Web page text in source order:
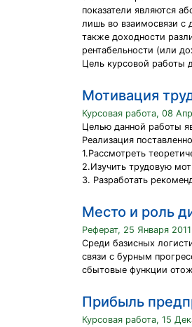
показатели являются
лишь во взаимосвязи с
также доходности
рентабельности (или
Цель курсовой работы
Мотивация
Курсовая работа, 08
Целью данной работы
Реализация
1.Рассмотреть
2.Изучить трудовую
3. Разработать
Место и роль
Реферат, 25 Января 2011
Среди базисных
связи с бурным
сбытовые функции
Прибыль
Курсовая работа, 15